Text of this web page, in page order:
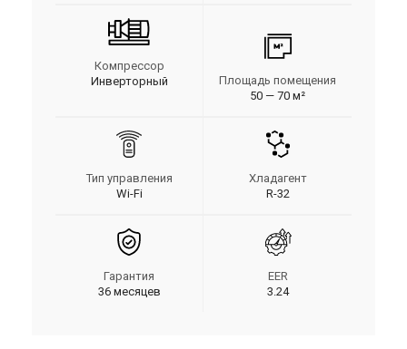
Компрессор
Инверторный
Площадь помещения
50 — 70 м²
Тип управления
Wi-Fi
Хладагент
R-32
Гарантия
36 месяцев
EER
3.24